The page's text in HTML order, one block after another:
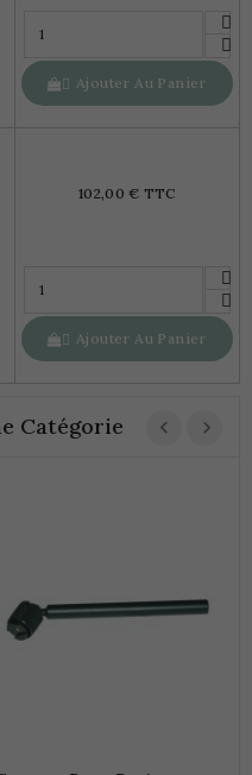
 Ajouter Au Panier
102,00 € TTC
 Ajouter Au Panier
Catégorie